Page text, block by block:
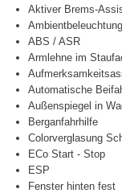
Aktiver Brems-
ABS / ASR
Armlehne im
Automatische
Außenspiegel in
Berganfahrhilfe
Colorverglasung
ECo Start - Stop
ESP
Fenster hinten fest